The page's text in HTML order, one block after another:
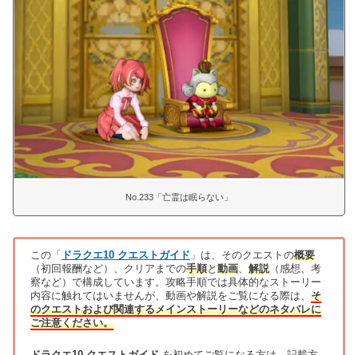
No.233「亡霊は眠らない」
この「 ドラクエ10 クエストガイド 」は、そのクエストの概要
（初回報酬など）、クリアまでの手順と 動画、 解説（感想、考
察など）で構成しています。攻略手順では具体的なストーリー
内容に触れてはいませんが、動画や解説をご覧になる際は、 そ
のクエストおよび関連するメインストーリーなどのネタバレに
ご注意ください。